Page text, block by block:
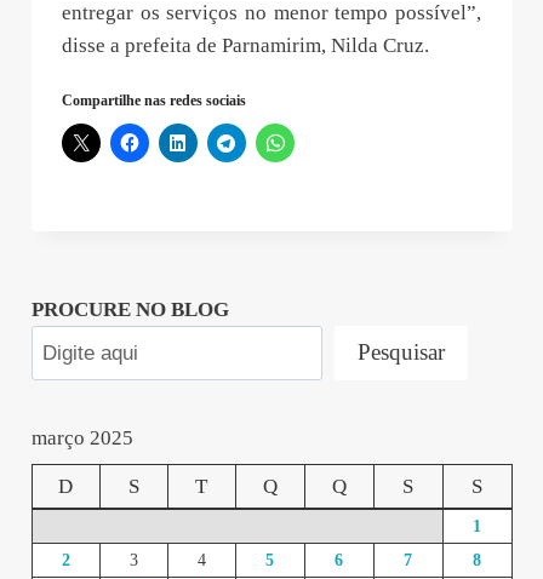
entregar os serviços no menor tempo possível”,
disse a prefeita de Parnamirim, Nilda Cruz.
Compartilhe nas redes sociais
PROCURE NO BLOG
Pesquisar
março 2025
D S T Q Q S S
1
2
3 4 5 6 7
8